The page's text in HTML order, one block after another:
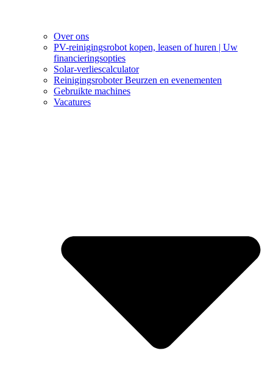
Over ons
PV-reinigingsrobot kopen, leasen of huren | Uw
financieringsopties
Solar-verliescalculator
Reinigingsroboter Beurzen en evenementen
Gebruikte machines
Vacatures